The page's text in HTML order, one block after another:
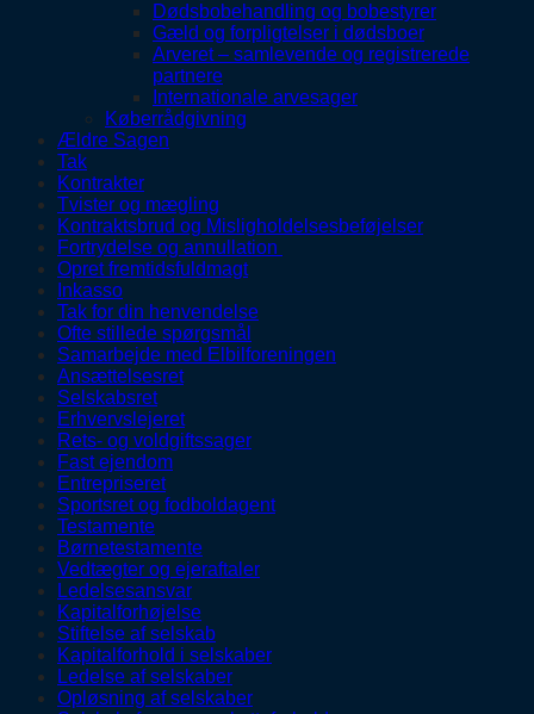
Dødsbobehandling og bobestyrer
Gæld og forpligtelser i dødsboer
Arveret – samlevende og registrerede
partnere
Internationale arvesager
Køberrådgivning
Ældre Sagen
Tak
Kontrakter
Tvister og mægling
Kontraktsbrud og Misligholdelsesbeføjelser
Fortrydelse og annullation
Opret fremtidsfuldmagt
Inkasso
Tak for din henvendelse
Ofte stillede spørgsmål
Samarbejde med Elbilforeningen
Ansættelsesret
Selskabsret
Erhvervslejeret
Rets- og voldgiftssager
Fast ejendom
Entrepriseret
Sportsret og fodboldagent
Testamente
Børnetestamente
Vedtægter og ejeraftaler
Ledelsesansvar
Kapitalforhøjelse
Stiftelse af selskab
Kapitalforhold i selskaber
Ledelse af selskaber
Opløsning af selskaber